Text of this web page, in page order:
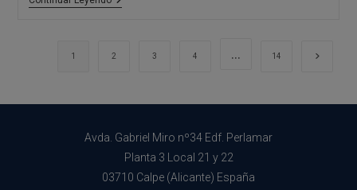
Y
1 2 3 4 … 14 Ir a la
Avda. Gabriel Miro nº34 Edf. Perlamar
Planta 3 Local 21 y 22
03710 Calpe (Alicante) España